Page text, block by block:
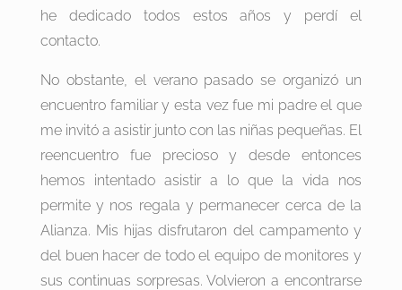
he dedicado todos estos años y perdí el
contacto.
No obstante, el verano pasado se organizó un
encuentro familiar y esta vez fue mi padre el que
me invitó a asistir junto con las niñas pequeñas. El
reencuentro fue precioso y desde entonces
hemos intentado asistir a lo que la vida nos
permite y nos regala y permanecer cerca de la
Alianza. Mis hijas disfrutaron del campamento y
del buen hacer de todo el equipo de monitores y
sus continuas sorpresas. Volvieron a encontrarse